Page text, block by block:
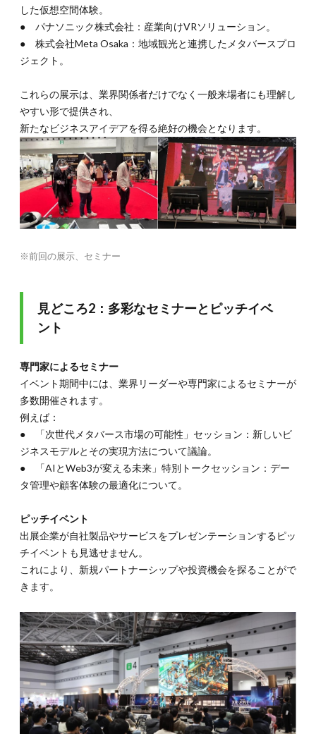
した仮想空間体験。
● パナソニック株式会社：産業向けVRソリューション。
● 株式会社Meta Osaka：地域観光と連携したメタバースプロ
ジェクト。
これらの展示は、業界関係者だけでなく一般来場者にも理解し
やすい形で提供され、
新たなビジネスアイデアを得る絶好の機会となります。
※前回の展示、セミナー
見どころ2：多彩なセミナーとピッチイベ
ント
専門家によるセミナー
イベント期間中には、業界リーダーや専門家によるセミナーが
多数開催されます。
例えば：
● 「次世代メタバース市場の可能性」セッション：新しいビ
ジネスモデルとその実現方法について議論。
● 「AIとWeb3が変える未来」特別トークセッション：デー
タ管理や顧客体験の最適化について。
ピッチイベント
出展企業が自社製品やサービスをプレゼンテーションするピッ
チイベントも見逃せません。
これにより、新規パートナーシップや投資機会を探ることがで
きます。